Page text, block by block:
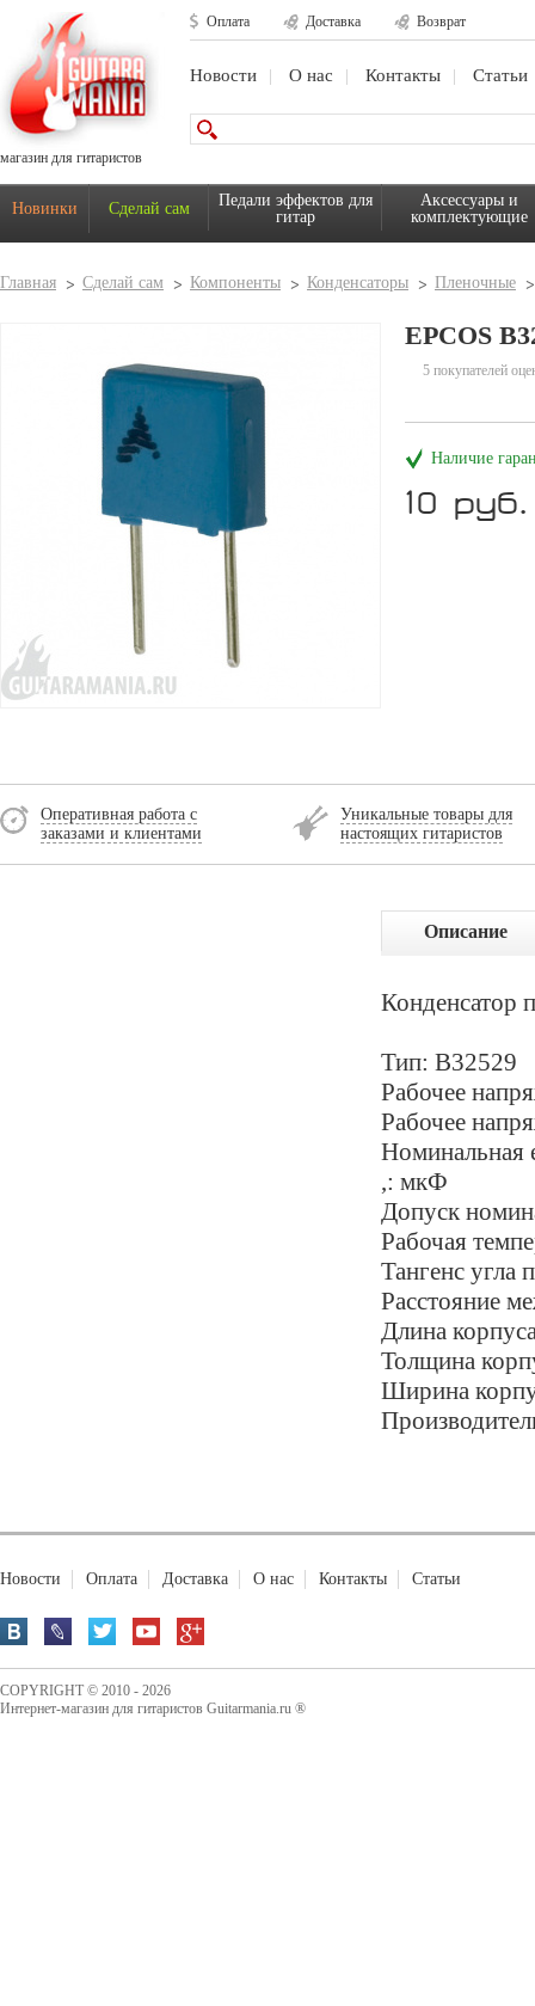
магазин для гитаристов
Оплата Доставка Возврат
Новости О нас Контакты Статьи
Новинки Сделай сам
Педали эффектов для
гитар
Аксессуары и
комплектующие
Главная Сделай сам Компоненты Конденсаторы Пленочные
EPCOS
5 покупателей
Наличие
10 руб.
Оперативная работа с
заказами и клиентами
Уникальные товары для
настоящих гитаристов
Описание
Конденсатор
Тип: B32529
Рабочее
Рабочее
Номинальная
,: мкФ
Допуск
Рабочая
Тангенс угла
Расстояние
Длина
Толщина
Ширина
Новости Оплата Доставка О нас Контакты Статьи
COPYRIGHT © 2010 - 2026
Интернет-магазин для гитаристов Guitarmania.ru ®